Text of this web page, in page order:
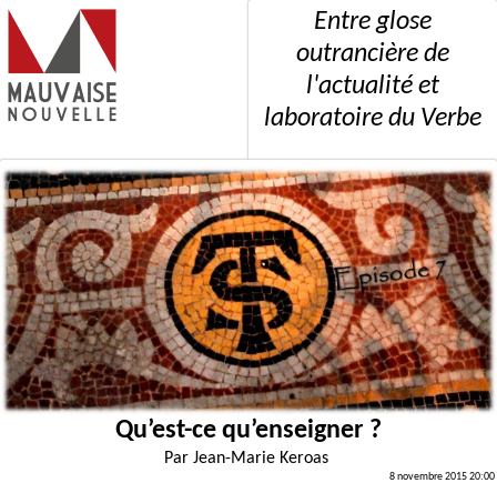
Entre glose
outrancière de
l'actualité et
laboratoire du Verbe
Qu’est-ce qu’enseigner ?
Par Jean-Marie Keroas
8 novembre 2015 20:00